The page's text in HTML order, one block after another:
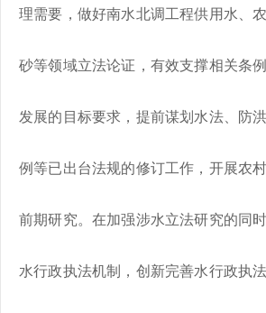
理需要，做好南水北调工程供用水、
砂等领域立法论证，有效支撑相关条
发展的目标要求，提前谋划水法、防
例等已出台法规的修订工作，开展农
前期研究。在加强涉水立法研究的同
水行政执法机制，创新完善水行政执